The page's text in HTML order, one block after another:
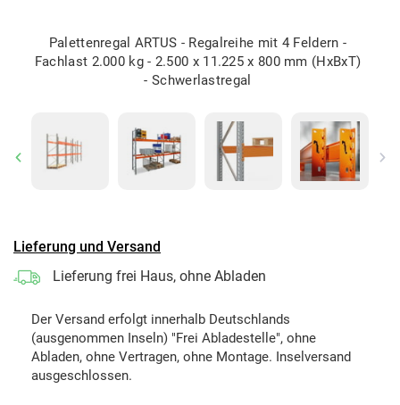
Palettenregal ARTUS - Regalreihe mit 4 Feldern -
Fachlast 2.000 kg - 2.500 x 11.225 x 800 mm (HxBxT)
- Schwerlastregal
Previous
Lieferung und Versand
Lieferung frei Haus, ohne Abladen
Der Versand erfolgt innerhalb Deutschlands
(ausgenommen Inseln) "Frei Abladestelle", ohne
Abladen, ohne Vertragen, ohne Montage. Inselversand
ausgeschlossen.